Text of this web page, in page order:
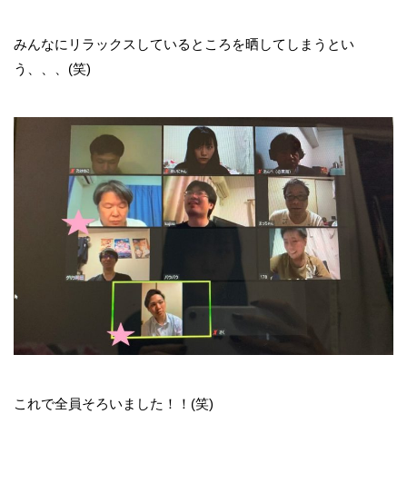
みんなにリラックスしているところを晒してしまうとい
う、、、(笑)
これで全員そろいました！！(笑)